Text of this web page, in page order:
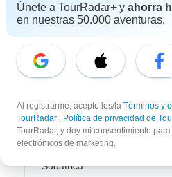
Australia / Oceanía
Latin América
Egipto
Marruecos
Sudáfrica
Únete a TourRadar+ y ahorra
en nuestras 50.000 aventuras.
Al registrarme, acepto los/la Términos y
TourRadar , Política de privacidad de
TourRadar, y doy mi consentimiento
electrónicos de marketing.